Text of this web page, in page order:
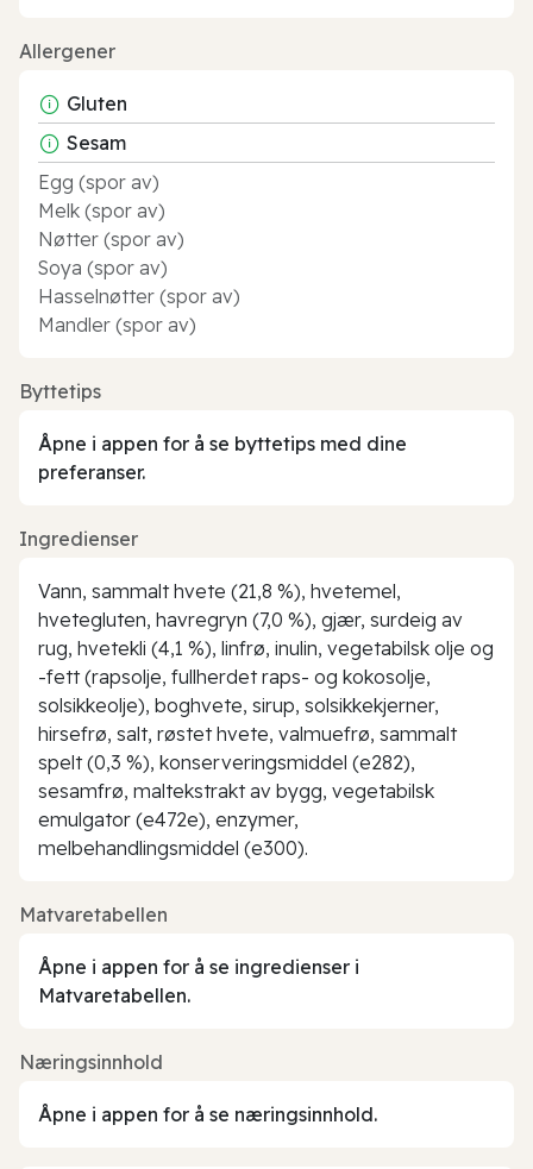
Allergener
Gluten
Sesam
Egg (spor av)
Melk (spor av)
Nøtter (spor av)
Soya (spor av)
Hasselnøtter (spor av)
Mandler (spor av)
Byttetips
Åpne i appen for å se byttetips med dine
preferanser.
Ingredienser
Vann, sammalt hvete (21,8 %), hvetemel,
hvetegluten, havregryn (7,0 %), gjær, surdeig av
rug, hvetekli (4,1 %), linfrø, inulin, vegetabilsk olje og
-fett (rapsolje, fullherdet raps- og kokosolje,
solsikkeolje), boghvete, sirup, solsikkekjerner,
hirsefrø, salt, røstet hvete, valmuefrø, sammalt
spelt (0,3 %), konserveringsmiddel (e282),
sesamfrø, maltekstrakt av bygg, vegetabilsk
emulgator (e472e), enzymer,
melbehandlingsmiddel (e300).
Matvaretabellen
Åpne i appen for å se ingredienser i
Matvaretabellen.
Næringsinnhold
Åpne i appen for å se næringsinnhold.